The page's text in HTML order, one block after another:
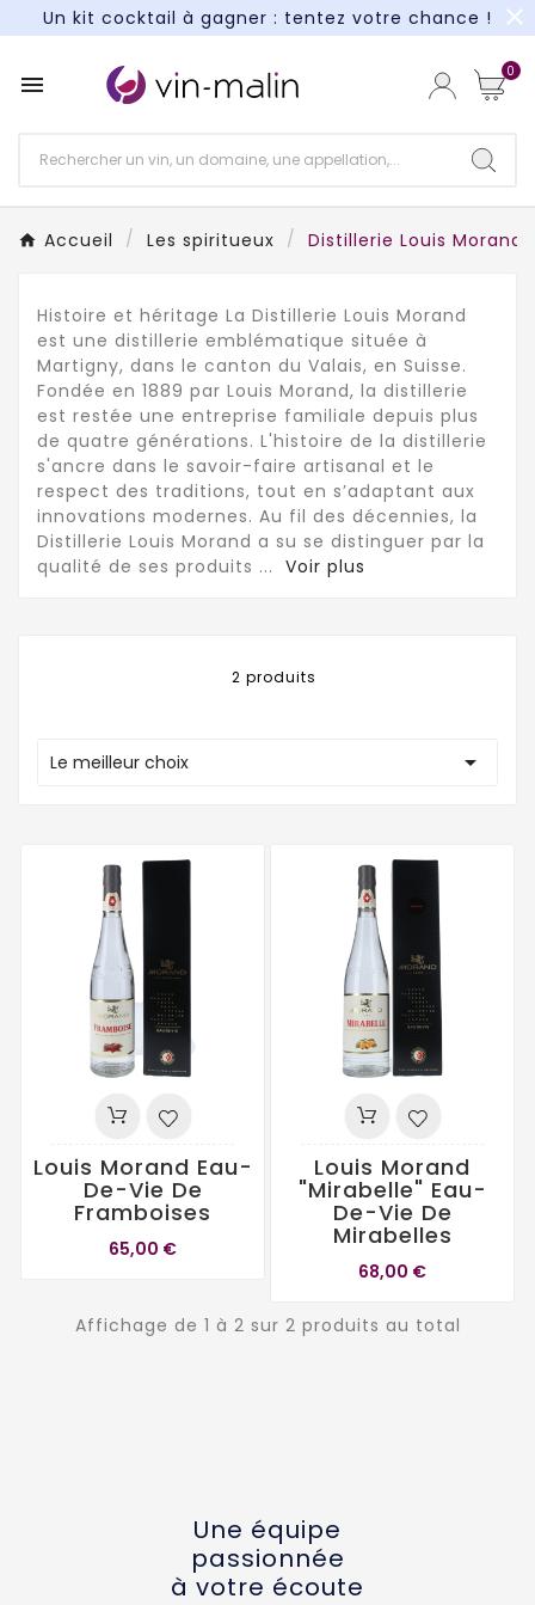
Un kit cocktail à gagner : tentez votre chance !
Un kit cocktail à gagner : tentez votre chance !
close
 0
Accueil Les spiritueux Distillerie Louis Morand
Histoire et héritage La Distillerie Louis Morand
est une distillerie emblématique située à
Martigny, dans le canton du Valais, en Suisse.
Fondée en 1889 par Louis Morand, la distillerie
est restée une entreprise familiale depuis plus
de quatre générations. L'histoire de la distillerie
s'ancre dans le savoir-faire artisanal et le
respect des traditions, tout en s’adaptant aux
innovations modernes. Au fil des décennies, la
Distillerie Louis Morand a su se distinguer par la
qualité de ses produits ... Voir plus
2 produits
Le meilleur choix 
Louis Morand Eau-
De-Vie De
Framboises
65,00 €
Louis Morand
"Mirabelle" Eau-
De-Vie De
Mirabelles
68,00 €
Affichage de 1 à 2 sur 2 produits au total
Une équipe
passionnée
à votre écoute